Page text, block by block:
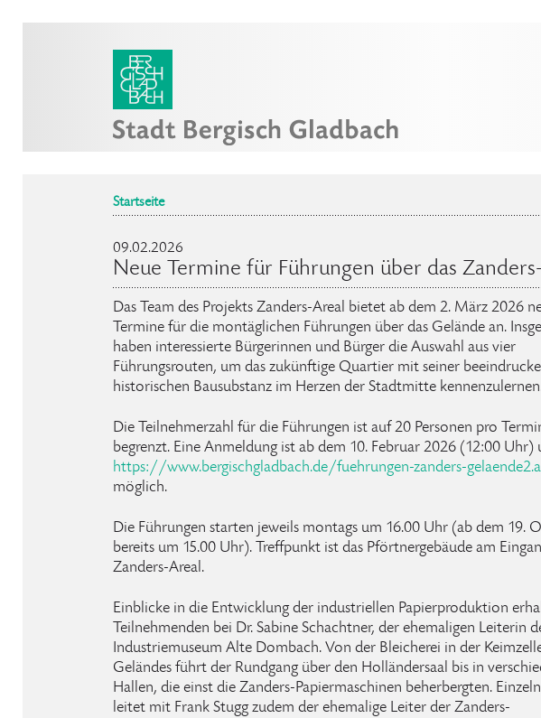
Startseite
09.02.2026
Neue Termine für Führungen über das
Das Team des Projekts Zanders-Areal bietet ab dem 2. März 2026
Termine für die montäglichen Führungen über das Gelände an.
haben interessierte Bürgerinnen und Bürger die Auswahl aus vier
Führungsrouten, um das zukünftige Quartier mit seiner
historischen Bausubstanz im Herzen der Stadtmitte
Die Teilnehmerzahl für die Führungen ist auf 20 Personen pro
begrenzt. Eine Anmeldung ist ab dem 10. Februar 2026 (12:00 Uhr)
https://www.bergischgladbach.de/fuehrungen-zanders-
möglich.
Die Führungen starten jeweils montags um 16.00 Uhr (ab dem 19.
bereits um 15.00 Uhr). Treffpunkt ist das Pförtnergebäude am
Zanders-Areal.
Einblicke in die Entwicklung der industriellen Papierproduktion
Teilnehmenden bei Dr. Sabine Schachtner, der ehemaligen Leiterin
Industriemuseum Alte Dombach. Von der Bleicherei in der
Geländes führt der Rundgang über den Holländersaal bis in
Hallen, die einst die Zanders-Papiermaschinen beherbergten.
leitet mit Frank Stugg zudem der ehemalige Leiter der Zanders-